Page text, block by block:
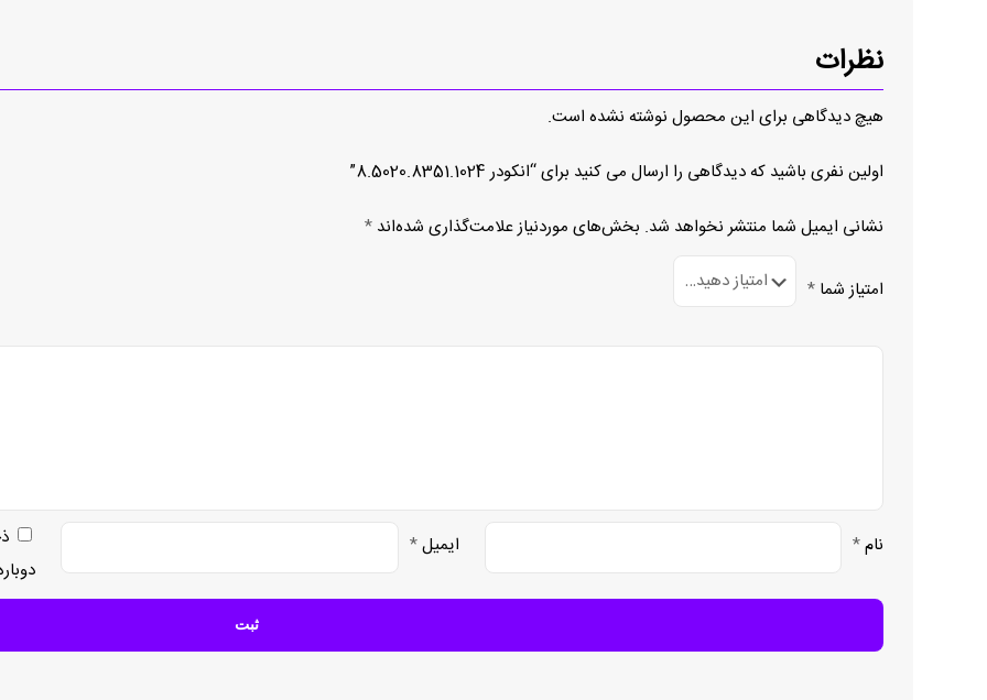
نظرات
هیچ دیدگاهی برای این محصول نوشته نشده است.
اولین نفری باشید که دیدگاهی را ارسال می کنید برای “انکودر 8.5020.8351.1024”
نشانی ایمیل شما منتشر نخواهد شد. بخش‌های موردنیاز علامت‌گذاری شده‌اند *
امتیاز شما *
نام* ایمیل*